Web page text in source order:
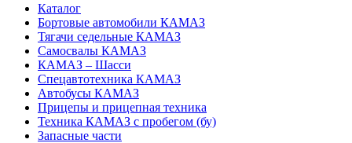
Каталог
Бортовые автомобили КАМАЗ
Тягачи седельные КАМАЗ
Самосвалы КАМАЗ
КАМАЗ – Шасси
Спецавтотехника КАМАЗ
Автобусы КАМАЗ
Прицепы и прицепная техника
Техника КАМАЗ с пробегом (бу)
Запасные части